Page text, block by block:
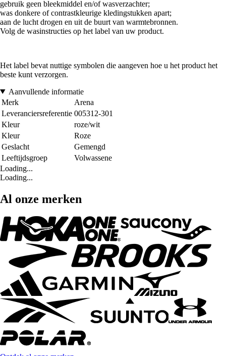
gebruik geen bleekmiddel en/of wasverzachter;
was donkere of contrastkleurige kledingstukken apart;
aan de lucht drogen en uit de buurt van warmtebronnen.
Volg de wasinstructies op het label van uw product.
Het label bevat nuttige symbolen die aangeven hoe u het product het
beste kunt verzorgen.
Aanvullende informatie
Merk
Arena
Leveranciersreferentie 005312-301
Kleur
roze/wit
Kleur
Roze
Geslacht
Gemengd
Leeftijdsgroep
Volwassene
Loading...
Loading...
Al onze merken